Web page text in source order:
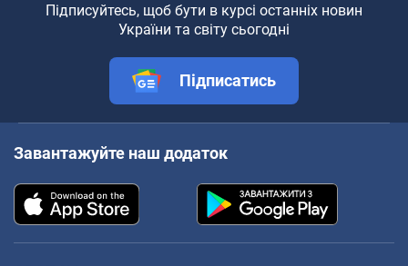
Підписуйтесь, щоб бути в курсі останніх новин
України та світу сьогодні
Підписатись
Завантажуйте наш додаток